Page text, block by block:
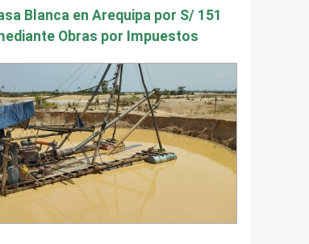
Blanca en Arequipa por S/ 151
Obras por Impuestos